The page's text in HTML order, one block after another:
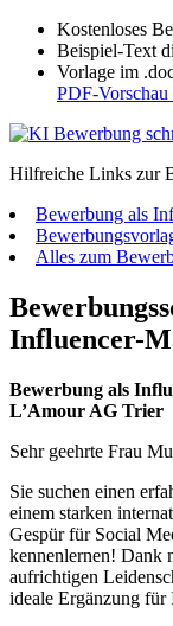
Kostenloses
Beispiel-Text
Vorlage im
PDF-Vorschau
Hilfreiche Links zur
Bewerbung als
Alles zum
Influencer-
Bewerbung als
L’Amour AG Trier
Sehr geehrte Frau
Sie suchen einen
einem starken
Gespür für Social
kennenlernen! Dank
aufrichtigen
ideale Ergänzung für